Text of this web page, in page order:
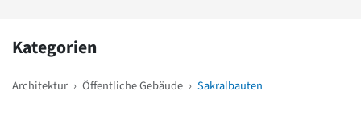
Kategorien
Architektur › Öffentliche Gebäude › Sakralbauten